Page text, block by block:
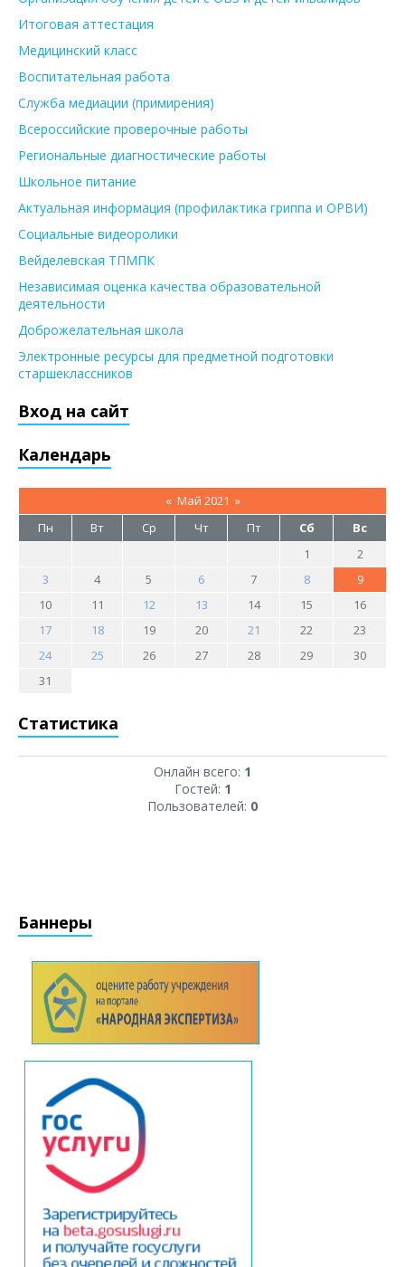
Итоговая аттестация
Медицинский класс
Воспитательная работа
Служба медиации (примирения)
Всероссийские проверочные работы
Региональные диагностические работы
Школьное питание
Актуальная информация (профилактика гриппа и ОРВИ)
Социальные видеоролики
Вейделевская ТПМПК
Независимая оценка качества образовательной
деятельности
Доброжелательная школа
Электронные ресурсы для предметной подготовки
старшеклассников
Вход на сайт
Календарь
« Май 2021 »
Пн
Вт Ср Чт Пт Сб
Вс
1
2
3
4 5 6 7 8
9
10
11 12 13 14 15
16
17
18 19 20 21 22
23
24
25 26 27 28 29
30
31
Статистика
Онлайн всего: 1
Гостей: 1
Пользователей: 0
Баннеры